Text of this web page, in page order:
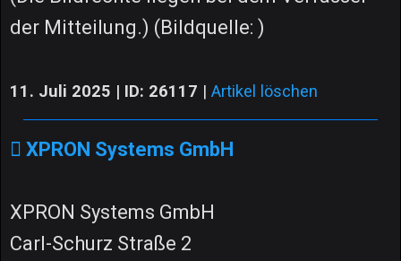
der Mitteilung.) (Bildquelle: )
11. Juli 2025 | ID: 26117 | Artikel löschen
XPRON Systems GmbH
XPRON Systems GmbH
Carl-Schurz Straße 2